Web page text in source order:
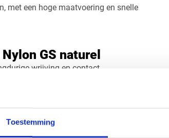
Toestemming
met een hoge maatvoering en snelle
GS naturel
wrijving en contact
zware mechanische belastingen
uitstekend op